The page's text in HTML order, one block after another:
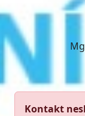
Kontakt